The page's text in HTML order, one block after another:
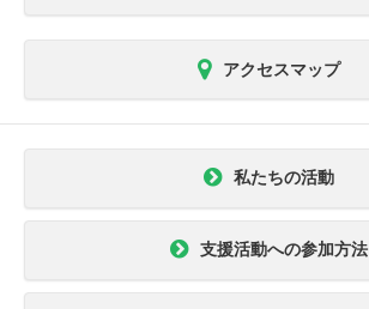
アクセスマップ
私たちの活動
支援活動への参加方法